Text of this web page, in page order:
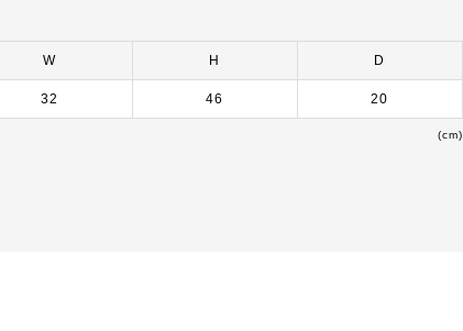
W H D
32 46 20
(cm)